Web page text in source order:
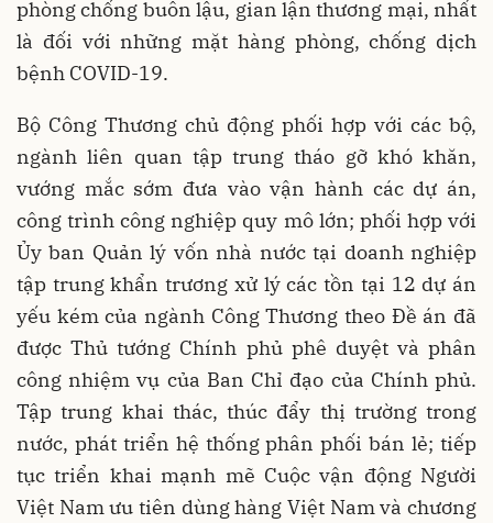
phòng chống buôn lậu, gian lận thương mại, nhất
là đối với những mặt hàng phòng, chống dịch
bệnh COVID-19.
Bộ Công Thương chủ động phối hợp với các bộ,
ngành liên quan tập trung tháo gỡ khó khăn,
vướng mắc sớm đưa vào vận hành các dự án,
công trình công nghiệp quy mô lớn; phối hợp với
Ủy ban Quản lý vốn nhà nước tại doanh nghiệp
tập trung khẩn trương xử lý các tồn tại 12 dự án
yếu kém của ngành Công Thương theo Đề án đã
được Thủ tướng Chính phủ phê duyệt và phân
công nhiệm vụ của Ban Chỉ đạo của Chính phủ.
Tập trung khai thác, thúc đẩy thị trường trong
nước, phát triển hệ thống phân phối bán lẻ; tiếp
tục triển khai mạnh mẽ Cuộc vận động Người
Việt Nam ưu tiên dùng hàng Việt Nam và chương